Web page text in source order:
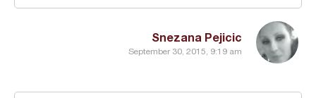
Snezana Pejicic
September 30, 2015, 9:19 am